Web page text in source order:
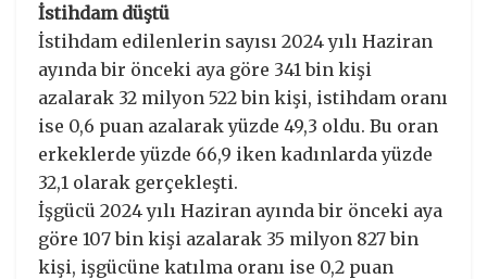
İstihdam düştü
İstihdam edilenlerin sayısı 2024 yılı Haziran
ayında bir önceki aya göre 341 bin kişi
azalarak 32 milyon 522 bin kişi, istihdam oranı
ise 0,6 puan azalarak yüzde 49,3 oldu. Bu oran
erkeklerde yüzde 66,9 iken kadınlarda yüzde
32,1 olarak gerçekleşti.
İşgücü 2024 yılı Haziran ayında bir önceki aya
göre 107 bin kişi azalarak 35 milyon 827 bin
kişi, işgücüne katılma oranı ise 0,2 puan